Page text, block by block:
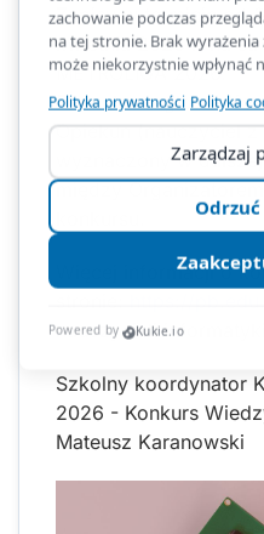
Zapisy w terminie od
kwietnia 2026 r. na
METROLIGA 2026.
Formularz
Opiekun (nauczyciel
wyznaczony w
między
Więcej informacji o
nauczycieli informatyki.
Szkolny koordynator
2026 - Konkurs
Mateusz Karanowski